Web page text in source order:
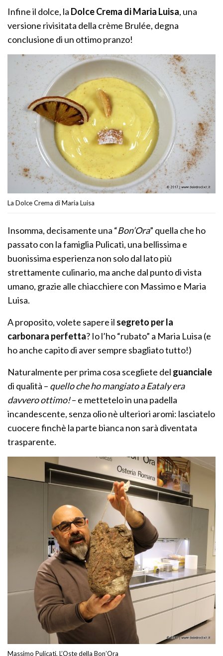
Infine il dolce, la Dolce Crema di Maria Luisa, una
versione rivisitata della crème Brulée, degna
conclusione di un ottimo pranzo!
La Dolce Crema di Maria Luisa
Insomma, decisamente una “Bon’Ora” quella che ho
passato con la famiglia Pulicati, una bellissima e
buonissima esperienza non solo dal lato più
strettamente culinario, ma anche dal punto di vista
umano, grazie alle chiacchiere con Massimo e Maria
Luisa.
A proposito, volete sapere il segreto per la
carbonara perfetta? Io l’ho “rubato” a Maria Luisa (e
ho anche capito di aver sempre sbagliato tutto!)
Naturalmente per prima cosa scegliete del guanciale
di qualità – quello che ho mangiato a Eataly era
davvero ottimo!– e mettetelo in una padella
incandescente, senza olio nè ulteriori aromi: lasciatelo
cuocere finchè la parte bianca non sarà diventata
trasparente.
Massimo Pulicati, L’Oste della Bon’Ora